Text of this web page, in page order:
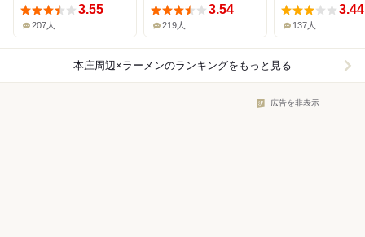
3.55
207人
3.54
219人
3.44
137人
本庄周辺×ラーメンのランキングをもっと見る
広告を非表示